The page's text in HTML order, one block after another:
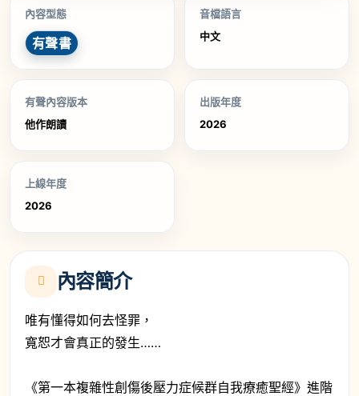
內容型態
有聲書
音檔語言
中文
有聲內容版本
他作朗讀
出版年度
2026
上線年度
2026
內容簡介
唯有懂得如何去怪罪，
寬恕才會真正的發生……
《第一本複雜性創傷後壓力症候群自我療癒聖經》進階